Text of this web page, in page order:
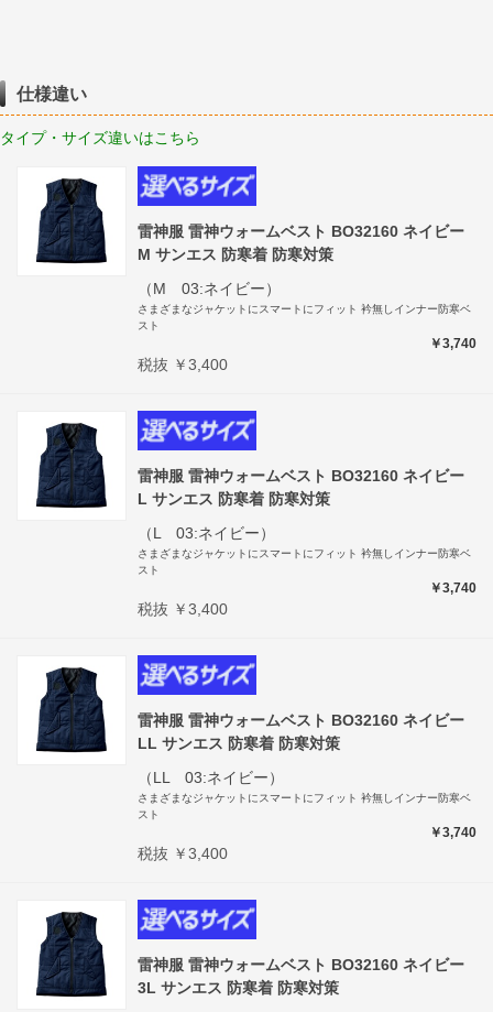
仕様違い
タイプ・サイズ違いはこちら
雷神服 雷神ウォームベスト BO32160 ネイビー
M サンエス 防寒着 防寒対策
（M 03:ネイビー）
さまざまなジャケットにスマートにフィット 衿無しインナー防寒ベ
スト
￥3,740
税抜 ￥3,400
雷神服 雷神ウォームベスト BO32160 ネイビー
L サンエス 防寒着 防寒対策
（L 03:ネイビー）
さまざまなジャケットにスマートにフィット 衿無しインナー防寒ベ
スト
￥3,740
税抜 ￥3,400
雷神服 雷神ウォームベスト BO32160 ネイビー
LL サンエス 防寒着 防寒対策
（LL 03:ネイビー）
さまざまなジャケットにスマートにフィット 衿無しインナー防寒ベ
スト
￥3,740
税抜 ￥3,400
雷神服 雷神ウォームベスト BO32160 ネイビー
3L サンエス 防寒着 防寒対策